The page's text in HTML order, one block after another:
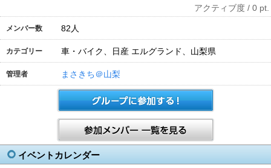
アクティブ度 / 0 pt.
メンバー数 82 人
カテゴリー 車・バイク、日産 エルグランド、山梨県
管理者 まさきち＠山梨
イベントカレンダー